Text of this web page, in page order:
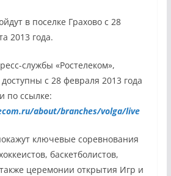
в поселке Грахово с 28
2013 года.
службы «Ростелеком»,
с 28 февраля 2013 года
по ссылке:
.ru/about/branches/volga/live
ключевые соревнования
баскетболистов,
церемонии открытия Игр и